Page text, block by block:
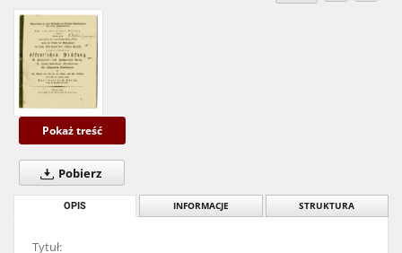
Pokaż treść
Pobierz
OPIS INFORMACJE STRUKTURA
Tytuł: